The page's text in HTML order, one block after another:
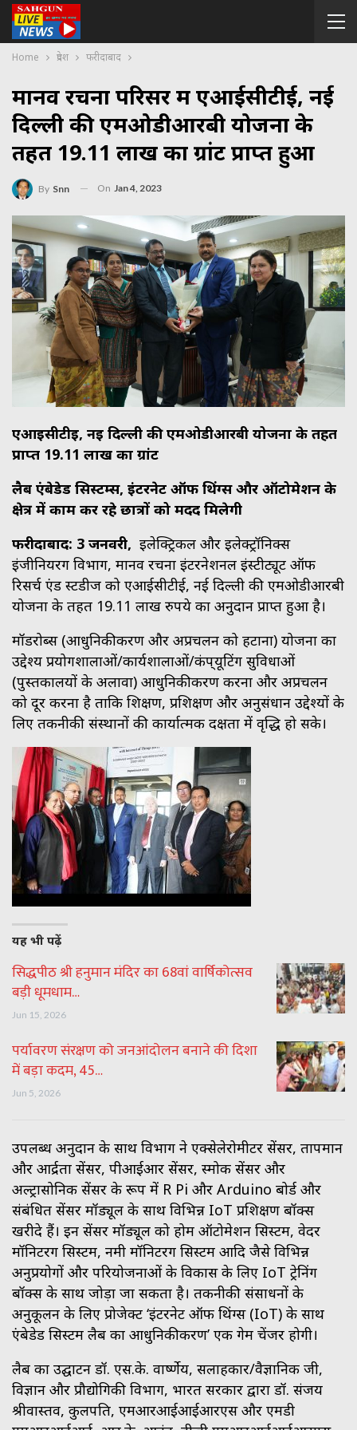
Home प्रदेश फरीदाबाद
मानव रचना परिसर में एआईसीटीई, नई
दिल्ली की एमओडीआरबी योजना के
तहत 19.11 लाख का ग्रांट प्राप्त हुआ
By Snn On Jan 4, 2023
एआईसीटीई, नई दिल्ली की एमओडीआरबी योजना के तहत
प्राप्त 19.11 लाख का ग्रांट
लैब एंबेडेड सिस्टम्स, इंटरनेट ऑफ थिंग्स और ऑटोमेशन के
क्षेत्र में काम कर रहे छात्रों को मदद मिलेगी
फरीदाबाद: 3 जनवरी, इलेक्ट्रिकल और इलेक्ट्रॉनिक्स
इंजीनियरिंग विभाग, मानव रचना इंटरनेशनल इंस्टीट्यूट ऑफ
रिसर्च एंड स्टडीज को एआईसीटीई, नई दिल्ली की एमओडीआरबी
योजना के तहत 19.11 लाख रुपये का अनुदान प्राप्त हुआ है।
मॉडरोब्स (आधुनिकीकरण और अप्रचलन को हटाना) योजना का
उद्देश्य प्रयोगशालाओं/कार्यशालाओं/कंप्यूटिंग सुविधाओं
(पुस्तकालयों के अलावा) आधुनिकीकरण करना और अप्रचलन
को दूर करना है ताकि शिक्षण, प्रशिक्षण और अनुसंधान उद्देश्यों के
लिए तकनीकी संस्थानों की कार्यात्मक दक्षता में वृद्धि हो सके।
यह भी पढ़ें
सिद्धपीठ श्री हनुमान मंदिर का 68वां वार्षिकोत्सव
बड़ी धूमधाम…
Jun 15, 2026
पर्यावरण संरक्षण को जनआंदोलन बनाने की दिशा
में बड़ा कदम, 45…
Jun 5, 2026
उपलब्ध अनुदान के साथ विभाग ने एक्सेलेरोमीटर सेंसर, तापमान
और आर्द्रता सेंसर, पीआईआर सेंसर, स्मोक सेंसर और
अल्ट्रासोनिक सेंसर के रूप में R Pi और Arduino बोर्ड और
संबंधित सेंसर मॉड्यूल के साथ विभिन्न IoT प्रशिक्षण बॉक्स
खरीदे हैं। इन सेंसर मॉड्यूल को होम ऑटोमेशन सिस्टम, वेदर
मॉनिटरिंग सिस्टम, नमी मॉनिटरिंग सिस्टम आदि जैसे विभिन्न
अनुप्रयोगों और परियोजनाओं के विकास के लिए IoT ट्रेनिंग
बॉक्स के साथ जोड़ा जा सकता है। तकनीकी संसाधनों के
अनुकूलन के लिए प्रोजेक्ट ‘इंटरनेट ऑफ थिंग्स (IoT) के साथ
एंबेडेड सिस्टम लैब का आधुनिकीकरण’ एक गेम चेंजर होगी।
लैब का उद्घाटन डॉ. एस.के. वार्ष्णेय, सलाहकार/वैज्ञानिक जी,
विज्ञान और प्रौद्योगिकी विभाग, भारत सरकार द्वारा डॉ. संजय
श्रीवास्तव, कुलपति, एमआरआईआईआरएस और एमडी